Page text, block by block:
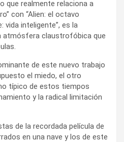
que realmente relaciona a
con “Alien: el octavo
vida inteligente”, es la
atmósfera claustrofóbica que
de este nuevo trabajo
el miedo, el otro
típico de estos tiempos
y la radical limitación
de la recordada película de
en una nave y los de este